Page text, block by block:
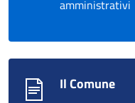
amministrativi
Il Comune